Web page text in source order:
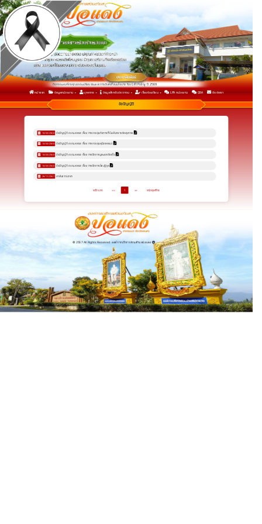
กิจกรรมเพื่อยกระดับการประเมินคุณธรรมและความโปร่งใสในการดำเนินงาน ประจำปีงบประมาณ พ.ศ.2569
รายงานการวิเคราะห์ผลการประเมิน ITA 2568 เพื่อนำไปสู่การพัฒนาและยกระดับผลการประเมิน ITA ในปี 2569
กิจกรรมองค์กรคุณธรรมจริยธรรมและการขับเคลื่อนนโยบาย No Gift Policy ปี 2569
หน้าแรก ข้อมูลหน่วยงาน บุคลากร ข้อมูลสำหรับประชาชน เรื่องร้องเรียน LPA หน่วยงาน Q&A ติดต่อเรา
ข้อบัญญัติ
10/03/2568 ข้อบัญญัติ อบต.ปอแดง เรื่อง การควบคุมกิจการที่เป็นอันตรายต่อสุขภาพ
10/03/2568 ข้อบัญญัติ อบต.ปอแดง เรื่อง การควบคุมสุนัขและแมว
10/03/2568 ข้อบัญญัติ อบต.ปอแดง เรื่อง การจัดการมูลฝอยติดเชื้อ
10/03/2568 ข้อบัญญัติ อบต.ปอแดง เรื่อง การจัดการสิ่งปฏิกูล
26/11/2567 สาส์นจากนายก
หน้าแรก << 1 >> หน้าสุดท้าย
© 2567 All Rights Reserved. องค์การบริหารส่วนตำบลปอแดง